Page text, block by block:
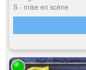
S - mise en scène